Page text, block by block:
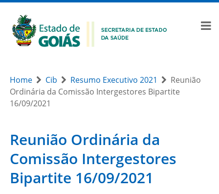
Home Cib Resumo Executivo 2021
Reunião
Ordinária da Comissão Intergestores Bipartite
16/09/2021
Reunião Ordinária da
Comissão Intergestores
Bipartite 16/09/2021